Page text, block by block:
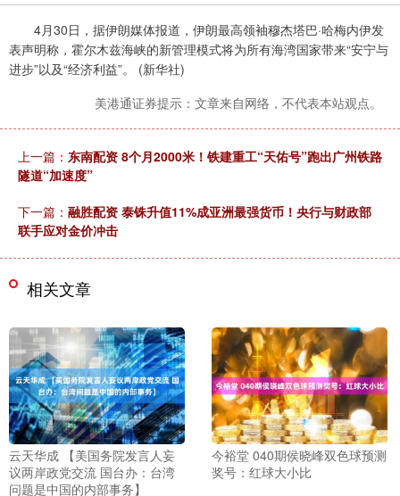
4月30日，据伊朗媒体报道，伊朗最高领袖穆杰塔巴·哈梅内伊发
表声明称，霍尔木兹海峡的新管理模式将为所有海湾国家带来“安宁与
进步”以及“经济利益”。 (新华社)
美港通证券提示：文章来自网络，不代表本站观点。
上一篇： 东南配资 8个月2000米！铁建重工“天佑号”跑出广州铁路
隧道“加速度”
下一篇： 融胜配资 泰铢升值11%成亚洲最强货币！央行与财政部
联手应对金价冲击
相关文章
云天华成 【美国务院发言人妄
议两岸政党交流 国台办：台湾
问题是中国的内部事务】
今裕堂 040期侯晓峰双色球预测
奖号：红球大小比